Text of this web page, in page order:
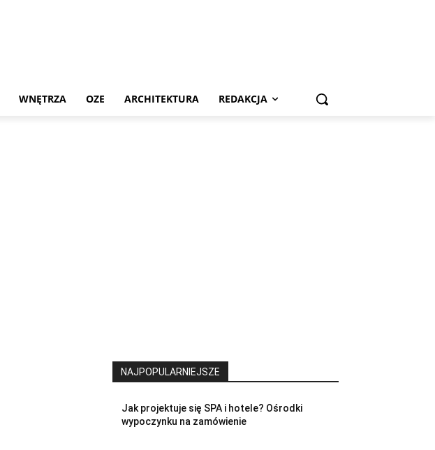
WNĘTRZA OZE ARCHITEKTURA REDAKCJA
NAJPOPULARNIEJSZE
Jak projektuje się SPA i hotele? Ośrodki
wypoczynku na zamówienie